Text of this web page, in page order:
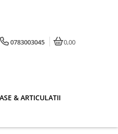
0783003045 0,00
& ARTICULATII